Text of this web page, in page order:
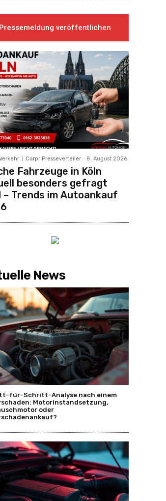
Pressemeldung veröffentlichen
Carpr Presseverteiler - 8. August 2026
Fahrzeuge in Köln
besonders gefragt
– Trends im Autoankauf
News
für-Schritt-Analyse nach einem
Motorinstandsetzung,
oder